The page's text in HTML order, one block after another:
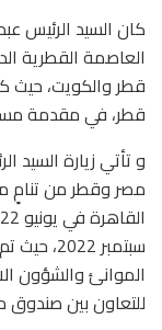
كان السيد الرئيس
العاصمة القطرية
قطر والكويت، حيث
قطر، في مقدمة
و تأتي زيارة السيد
سبتمبر
الموانئ والشؤون
للتعاون بين صندوق